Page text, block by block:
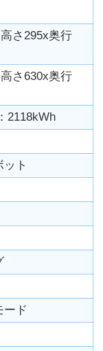
さ295x奥行
さ630x奥行
2118kWh
ット
ード